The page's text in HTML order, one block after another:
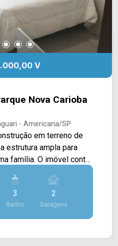
V
Nova Carioba
- Americana/SP
em terreno de
estrutura ampla para
família. O imóvel conta
e espaço
possibilidades de
de garagem
informados estão
3
Banho
2
Garagens